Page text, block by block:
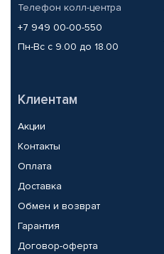
Телефон колл-центра
+7 949 00-00-550
Пн-Вс с 9.00 до 18.00
Клиентам
Акции
Контакты
Оплата
Доставка
Обмен и возврат
Гарантия
Договор-оферта